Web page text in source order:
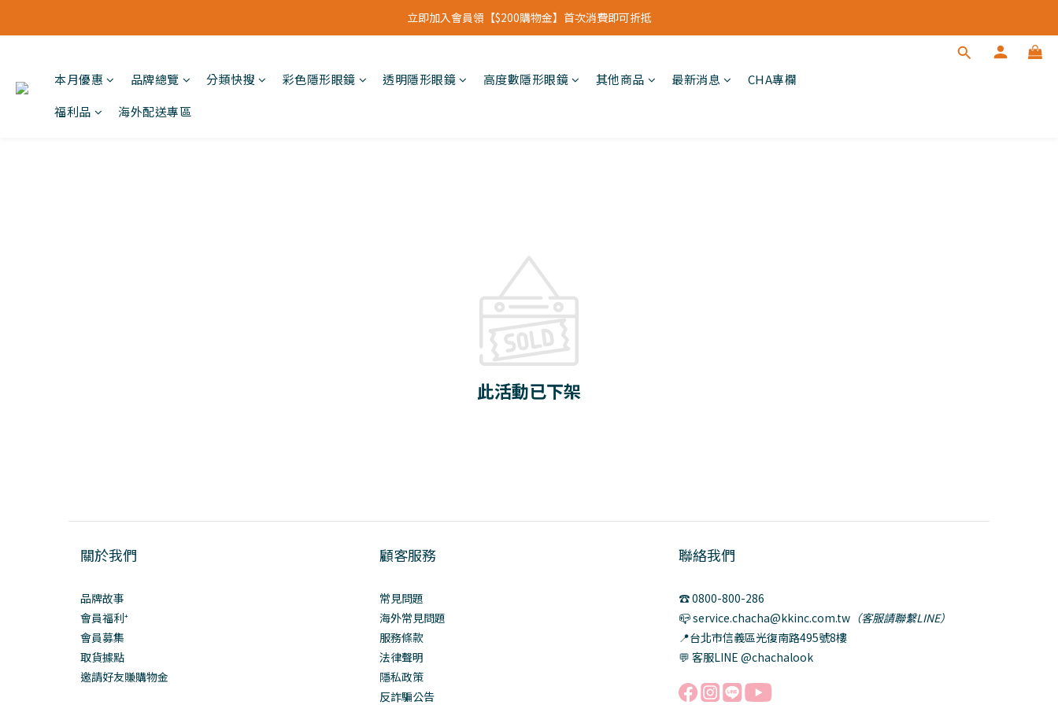
立即加入會員領【$200購物金】首次消費即可折抵
立即加入會員領【$200購物金】首次消費即可折抵
立即加入會員領【$200購物金】首次消費即可折抵
本月優惠 品牌總覽 分類快搜 彩色隱形眼鏡 透明隱形眼鏡 高度數隱形眼鏡 其他商品 最新消息
CHA專欄
福利品
海外配送專區
此活動已下架
關於我們
品牌故事
會員福利⁺
會員募集
取貨據點
邀請好友賺購物金
顧客服務
常見問題
海外常見問題
服務條款
法律聲明
隱私政策
反詐騙公告
聯絡我們
☎️ 0800-800-286
📪 service.chacha@kkinc.com.tw （客服請聯繫LINE）
📍台北市信義區光復南路495號8樓
💬 客服LINE @chachalook